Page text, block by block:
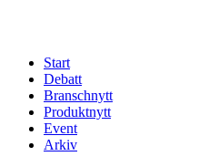
Start
Debatt
Branschnytt
Produktnytt
Event
Arkiv